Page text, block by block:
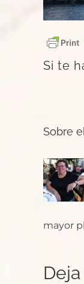
Si te
Sobre
mayor